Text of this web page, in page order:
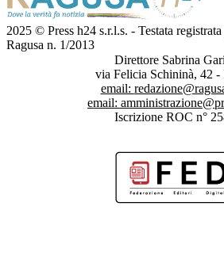
2025 © Press h24 s.r.l.s. - Testata
Ragusa n. 1/2013
Direttore Sabrina
via Felicia Schininà, 42 -
email:
email:
Iscrizione ROC n°